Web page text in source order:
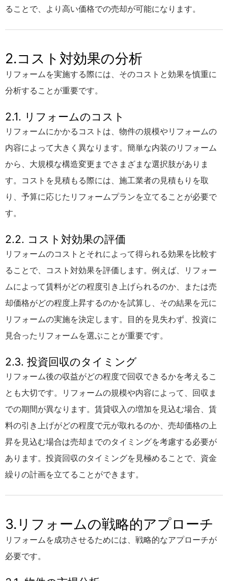
ることで、より高い価格での売却が可能になります。
2.コスト対効果の分析
リフォームを実施する際には、そのコストと効果を慎重に
分析することが重要です。
2.1. リフォームのコスト
リフォームにかかるコストは、物件の規模やリフォームの
内容によって大きく異なります。簡単な内装のリフォーム
から、大規模な構造変更までさまざまな選択肢がありま
す。コストを見積もる際には、施工業者の見積もりを取
り、予算に応じたリフォームプランを立てることが必要で
す。
2.2. コスト対効果の評価
リフォームのコストとそれによって得られる効果を比較す
ることで、コスト対効果を評価します。例えば、リフォー
ムによって賃料がどの程度引き上げられるのか、または売
却価格がどの程度上昇するのかを試算し、その結果を元に
リフォームの実施を決定します。目的を見失わず、投資に
見合ったリフォームを選ぶことが重要です。
2.3. 投資回収のタイミング
リフォーム後の収益がどの程度で回収できるかを考えるこ
とも大切です。リフォームの規模や内容によって、回収ま
での期間が異なります。賃貸収入の増加を見込む場合、賃
料の引き上げがどの程度で元が取れるのか、売却価格の上
昇を見込む場合は売却までのタイミングを考慮する必要が
あります。投資回収のタイミングを見極めることで、資金
繰りの計画を立てることができます。
3.リフォームの戦略的アプローチ
リフォームを成功させるためには、戦略的なアプローチが
必要です。